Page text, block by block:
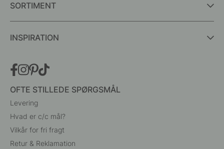
SORTIMENT
INSPIRATION
OFTE STILLEDE SPØRGSMÅL
Levering
Hvad er c/c mål?
Vilkår for fri fragt
Retur & Reklamation